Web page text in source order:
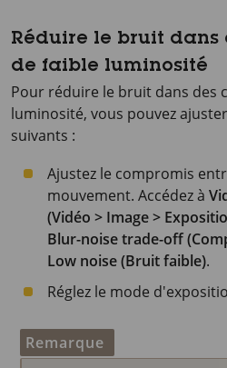
Réduire le bruit dans
de faible luminosité
Pour réduire le bruit dans des
luminosité, vous pouvez
suivants :
Ajustez le compromis
mouvement. Accédez à
(Vidéo > Image >
Blur-noise trade-off
Low noise (Bruit faible).
Réglez le mode
Remarque